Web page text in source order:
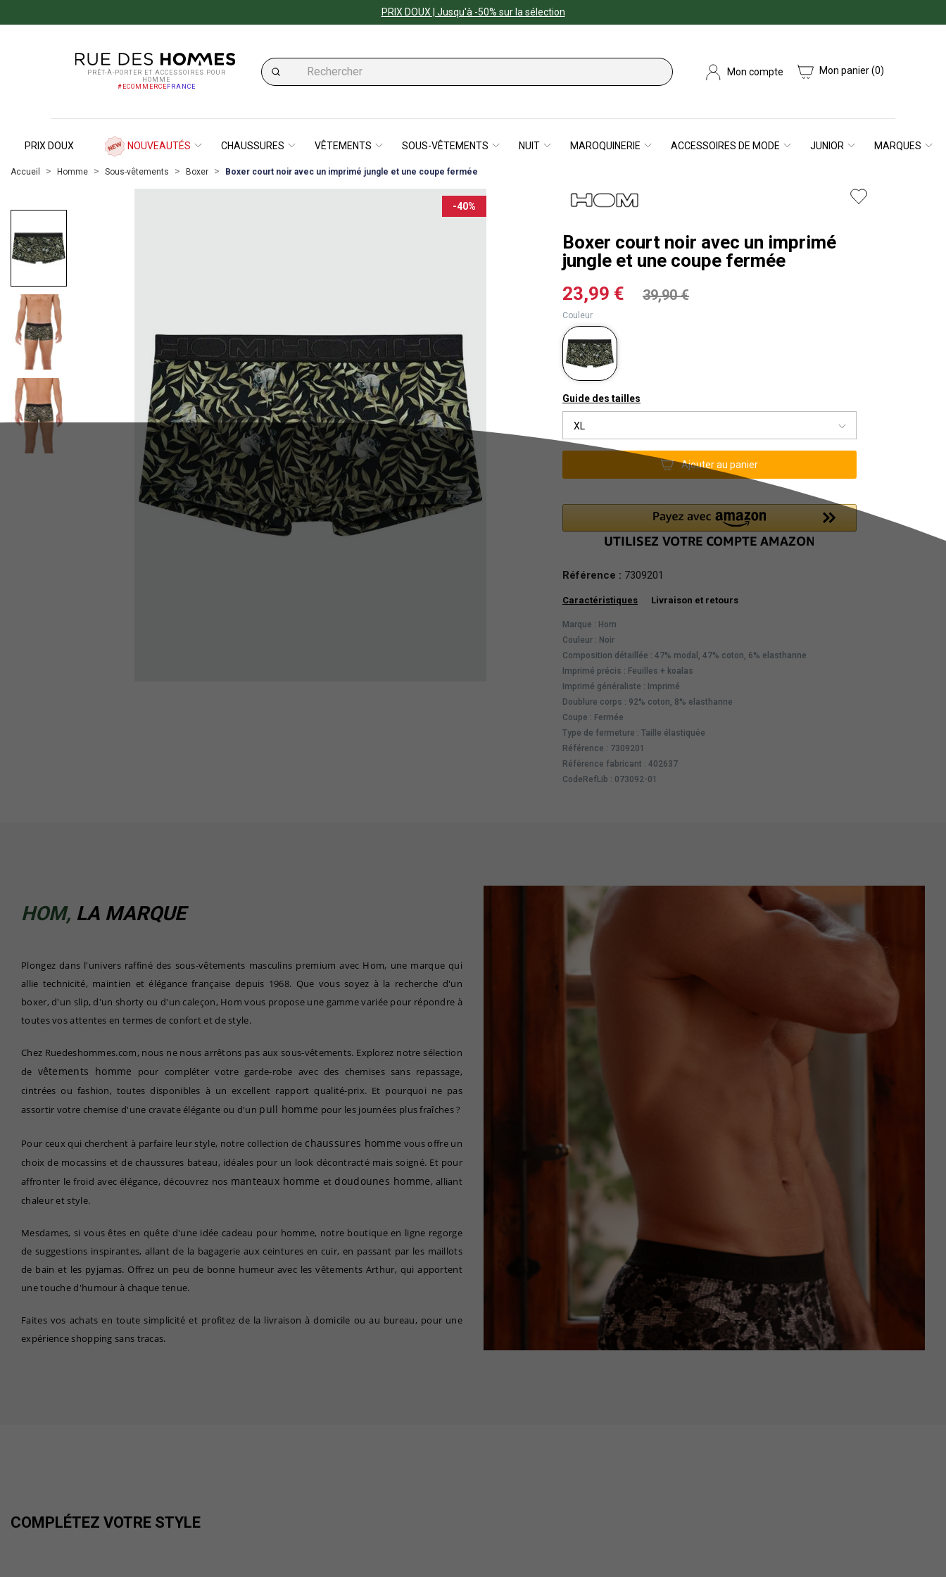
PRIX DOUX | Jusqu'à -50% sur la sélection
PRÊT-À-PORTER ET ACCESSOIRES POUR
HOMME
#ECOMMERCE FRANCE
Mon compte Mon panier(0)
PRIX DOUX NOUVEAUTÉS CHAUSSURES VÊTEMENTS SOUS-VÊTEMENTS NUIT MAROQUINERIE ACCESSOIRES DE MODE JUNIOR MARQUES
Accueil Homme Sous-vêtements Boxer Boxer court noir avec un imprimé jungle et une coupe fermée
-40%
Boxer court noir avec un imprimé
jungle et une coupe fermée
23,99 €
39,90 €
Couleur
XL
Guide des tailles
Ajouter au panier
Référence : 7309201
Caractéristiques Livraison et retours
Marque : Hom
Couleur : Noir
Composition détaillée : 47% modal, 47% coton, 6% elasthanne
Imprimé précis : Feuilles + koalas
Imprimé généraliste : Imprimé
Doublure corps : 92% coton, 8% elasthanne
Coupe : Fermée
Type de fermeture : Taille élastiquée
Référence : 7309201
Référence fabricant : 402637
CodeRefLib : 073092-01
HOM, LA MARQUE
Plongez dans l'univers raffiné des sous-vêtements masculins premium avec Hom, une marque qui
allie technicité, maintien et élégance française depuis 1968. Que vous soyez à la recherche d'un
boxer, d'un slip, d'un shorty ou d'un caleçon, Hom vous propose une gamme variée pour répondre à
toutes vos attentes en termes de confort et de style.
Chez Ruedeshommes.com, nous ne nous arrêtons pas aux sous-vêtements. Explorez notre sélection
de vêtements homme pour compléter votre garde-robe avec des chemises sans repassage,
cintrées ou fashion, toutes disponibles à un excellent rapport qualité-prix. Et pourquoi ne pas
assortir votre chemise d'une cravate élégante ou d'un pull homme pour les journées plus fraîches ?
Pour ceux qui cherchent à parfaire leur style, notre collection de chaussures homme vous offre un
choix de mocassins et de chaussures bateau, idéales pour un look décontracté mais soigné. Et pour
affronter le froid avec élégance, découvrez nos manteaux homme et doudounes homme, alliant
chaleur et style.
Mesdames, si vous êtes en quête d'une idée cadeau pour homme, notre boutique en ligne regorge
de suggestions inspirantes, allant de la bagagerie aux ceintures en cuir, en passant par les maillots
de bain et les pyjamas. Offrez un peu de bonne humeur avec les vêtements Arthur, qui apportent
une touche d'humour à chaque tenue.
Faites vos achats en toute simplicité et profitez de la livraison à domicile ou au bureau, pour une
expérience shopping sans tracas.
COMPLÉTEZ VOTRE STYLE